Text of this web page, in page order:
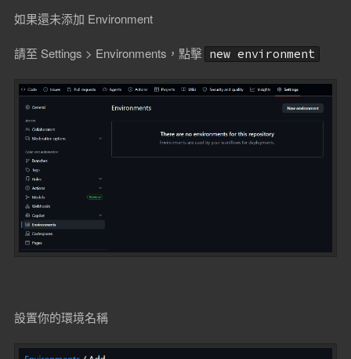
如果還未添加 Environment
請至 Settings > Environments，點擊 new environment
設置你的環境名稱